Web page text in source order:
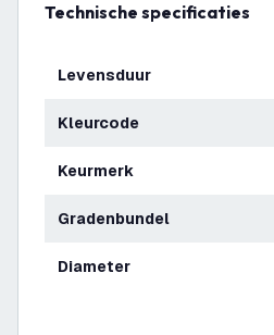
Technische specificaties
Levensduur
Kleurcode
Keurmerk
Gradenbundel
Diameter